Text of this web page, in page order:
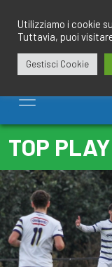
contenuto
TOP
Utilizziamo i cookie
Tuttavia, puoi
Gestisci Cookie